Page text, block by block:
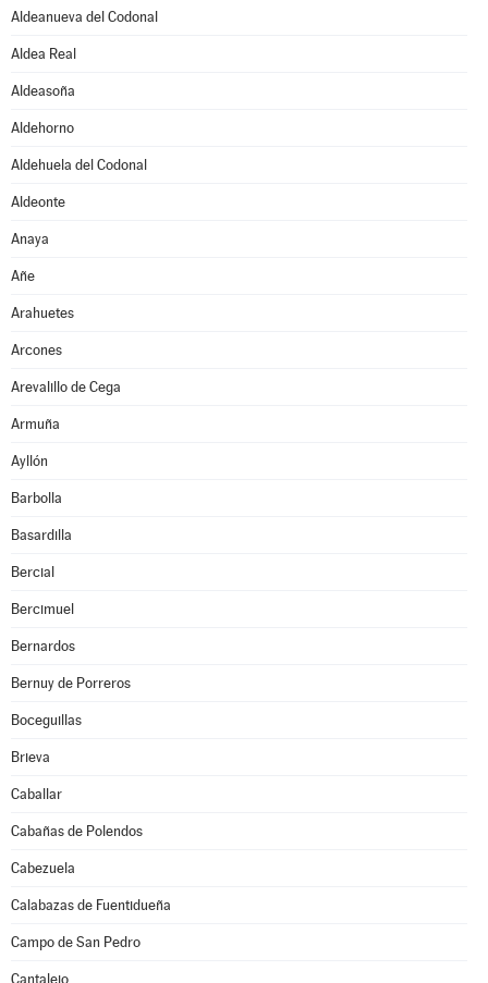
Aldeanueva del Codonal
Aldea Real
Aldeasoña
Aldehorno
Aldehuela del Codonal
Aldeonte
Anaya
Añe
Arahuetes
Arcones
Arevalillo de Cega
Armuña
Ayllón
Barbolla
Basardilla
Bercial
Bercimuel
Bernardos
Bernuy de Porreros
Boceguillas
Brieva
Caballar
Cabañas de Polendos
Cabezuela
Calabazas de Fuentidueña
Campo de San Pedro
Cantalejo